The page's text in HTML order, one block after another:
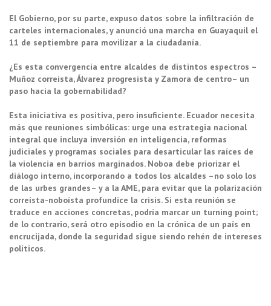
El Gobierno, por su parte, expuso datos sobre la infiltración de
carteles internacionales, y anunció una marcha en Guayaquil el
11 de septiembre para movilizar a la ciudadanía.
¿Es esta convergencia entre alcaldes de distintos espectros –
Muñoz correísta, Álvarez progresista y Zamora de centro– un
paso hacia la gobernabilidad?
Esta iniciativa es positiva, pero insuficiente. Ecuador necesita
más que reuniones simbólicas: urge una estrategia nacional
integral que incluya inversión en inteligencia, reformas
judiciales y programas sociales para desarticular las raíces de
la violencia en barrios marginados. Noboa debe priorizar el
diálogo interno, incorporando a todos los alcaldes –no solo los
de las urbes grandes– y a la AME, para evitar que la polarización
correísta-noboísta profundice la crisis. Si esta reunión se
traduce en acciones concretas, podría marcar un turning point;
de lo contrario, será otro episodio en la crónica de un país en
encrucijada, donde la seguridad sigue siendo rehén de intereses
políticos.